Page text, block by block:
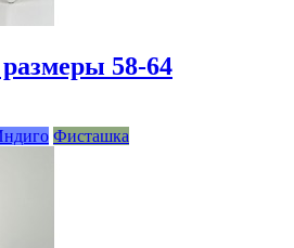
58-64
Фисташка